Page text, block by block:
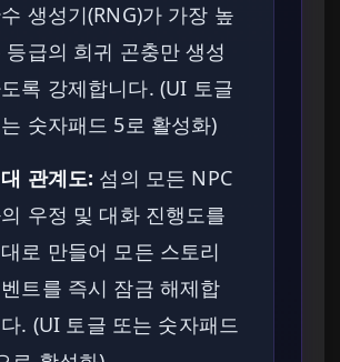
생성기(RNG)가 가장 높
등급의 희귀 곤충만 생성
록 강제합니다. (UI 토글
숫자패드 5로 활성화)
관계도: 섬의 모든 NPC
우정 및 대화 진행도를
로 만들어 모든 스토리
트를 즉시 잠금 해제합
. (UI 토글 또는 숫자패드